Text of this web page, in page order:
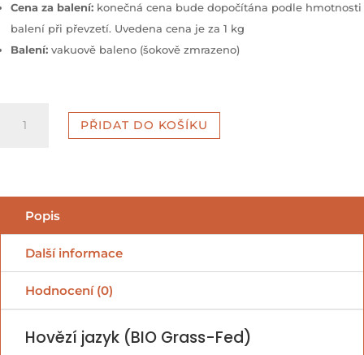
Cena za balení: konečná cena bude dopočítána podle hmotnosti
balení při převzetí. Uvedena cena je za 1 kg
Balení: vakuově baleno (šokově zmrazeno)
jazyk
PŘIDAT DO KOŠÍKU
Popis
Další informace
Hodnocení (0)
Hovězí jazyk (BIO Grass-Fed)